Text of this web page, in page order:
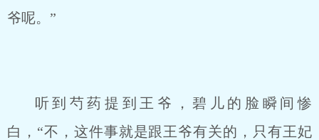
爷呢。”
听到芍药提到王爷，碧儿的脸瞬间惨
白，“不，这件事就是跟王爷有关的，只有王妃